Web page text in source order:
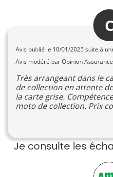
C
Avis publié le 10/01/2025 suite à
Avis modéré par Opinion
Très arrangeant dans le
de collection en attente
la carte grise.
moto de collection. Prix
Je consulte les